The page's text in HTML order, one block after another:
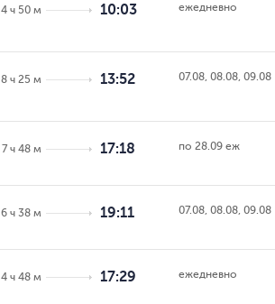
4 ч 50 м 10:03 ежедневно
8 ч 25 м 13:52 07.08, 08.08, 09.08
7 ч 48 м 17:18 по 28.09 еж
6 ч 38 м 19:11 07.08, 08.08, 09.08
4 ч 48 м 17:29 ежедневно